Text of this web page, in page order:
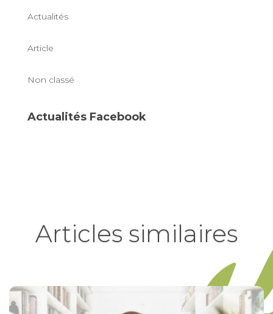
Actualités
Article
Non classé
Actualités Facebook
Articles similaires